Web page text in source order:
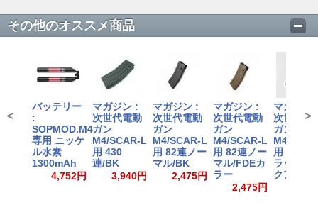
その他のオススメ商品
バッテリー
:
SOPMOD.M4
専用 ニッケ
ル水素
1300mAh
4,752円
マガジン :
次世代電動
ガン
M4/SCAR-L
用 430
連/BK
3,940円
マガジン :
次世代電動
ガン
M4/SCAR-L
用 82連ノー
マル/BK
2,475円
マガジン :
次世代電動
ガン
M4/SCAR-L
用 82連ノー
マル/FDEカ
ラー
2,475円
マガジン
次世代電
ガン
M4/
用 430連/
ラットダ
クアース
< >